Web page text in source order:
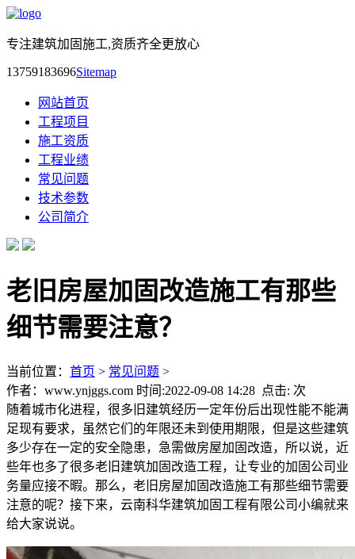
专注建筑加固施工,资质齐全更放心
13759183696Sitemap
网站首页
工程项目
施工资质
工程业绩
常见问题
技术参数
公司简介
老旧房屋加固改造施工有那些
细节需要注意？
当前位置： 首页 > 常见问题 >
作者：www.ynjggs.com 时间:2022-09-08 14:28 点击: 次
随着城市化进程，很多旧建筑经历一定年份后出现性能不能满
足现有要求，虽然它们的年限还未到使用期限，但是这些建筑
多少存在一定的安全隐患，急需做房屋加固改造，所以说，近
些年也多了很多老旧建筑加固改造工程，让专业的加固公司业
务量应接不暇。那么，老旧房屋加固改造施工有那些细节需要
注意的呢？接下来，云南科华建筑加固工程有限公司小编就来
给大家说说。